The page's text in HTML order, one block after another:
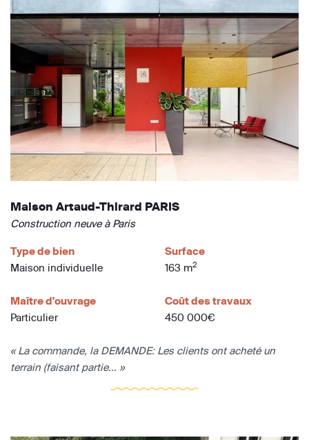
Maison Artaud-Thirard PARIS
Construction neuve à Paris
Type de bien
Maison individuelle
Surface
163 m2
Maître d'ouvrage
Particulier
Coût des travaux
450 000€
« La commande, la DEMANDE: Les clients ont acheté un
terrain (faisant partie... »